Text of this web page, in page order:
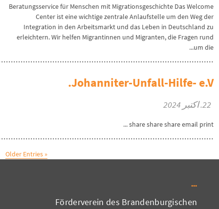
Beratungsservice für Menschen mit Migrationsgeschichte Das Welcome
Center ist eine wichtige zentrale Anlaufstelle um den Weg der
Integration in den Arbeitsmarkt und das Leben in Deutschland zu
erleichtern. Wir helfen Migrantinnen und Migranten, die Fragen rund
um die...
Johanniter-Unfall-Hilfe- e.V.
22. اکتبر 2024
share share share email print ...
« Older Entries
Förderverein des Brandenburgischen